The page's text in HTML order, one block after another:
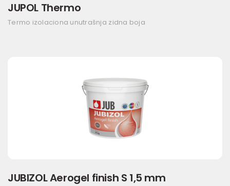
JUPOL Thermo
Termo izolaciona unutrašnja zidna boja
JUBIZOL Aerogel finish S 1,5 mm